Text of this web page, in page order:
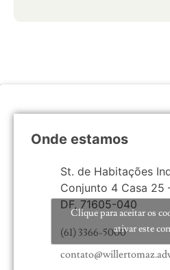
Onde estamos
St. de Habitações
Conjunto 4 Casa 25
DF, 71605-040
(61) 3366-5000
Clique para aceitar os
ativar este